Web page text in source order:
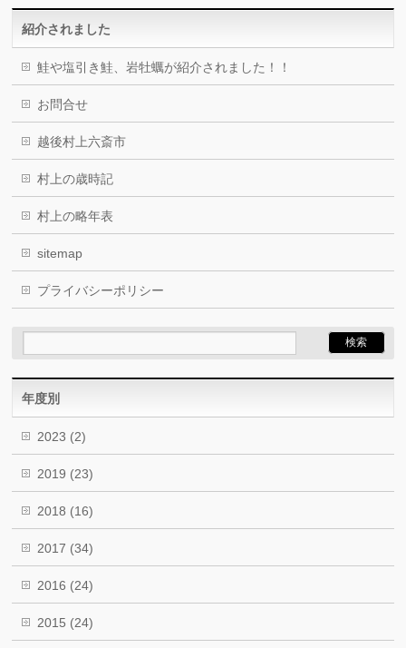
紹介されました
鮭や塩引き鮭、岩牡蠣が紹介されました！！
お問合せ
越後村上六斎市
村上の歳時記
村上の略年表
sitemap
プライバシーポリシー
年度別
2023 (2)
2019 (23)
2018 (16)
2017 (34)
2016 (24)
2015 (24)